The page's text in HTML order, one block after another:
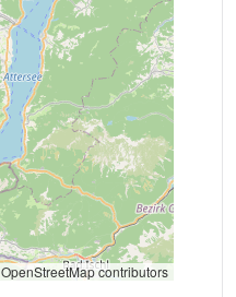
OpenStreetMapcontributors